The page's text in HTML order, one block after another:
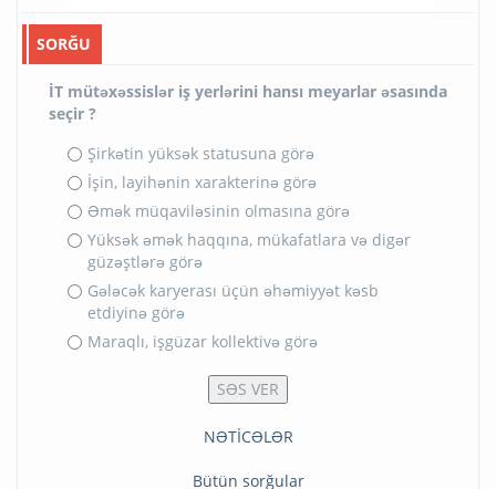
SORĞU
İT mütəxəssislər iş yerlərini hansı meyarlar əsasında
seçir ?
Şirkətin yüksək statusuna görə
İşin, layihənin xarakterinə görə
Əmək müqaviləsinin olmasına görə
Yüksək əmək haqqına, mükafatlara və digər
güzəştlərə görə
Gələcək karyerası üçün əhəmiyyət kəsb
etdiyinə görə
Maraqlı, işgüzar kollektivə görə
NƏTİCƏLƏR
Bütün sorğular